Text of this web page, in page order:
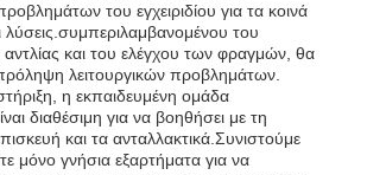
του εγχειριδίου για τα κοινά
του
και του ελέγχου των φραγμών, θα
λειτουργικών προβλημάτων.
η εκπαιδευμένη ομάδα
διαθέσιμη για να βοηθήσει με τη
και τα ανταλλακτικά.Συνιστούμε
μόνο γνήσια εξαρτήματα για να